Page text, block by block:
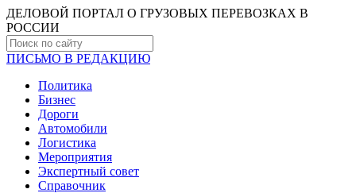
ДЕЛОВОЙ ПОРТАЛ О ГРУЗОВЫХ ПЕРЕВОЗКАХ В
РОCСИИ
ПИСЬМО В РЕДАКЦИЮ
Политика
Бизнес
Дороги
Автомобили
Логистика
Мероприятия
Экспертный совет
Справочник